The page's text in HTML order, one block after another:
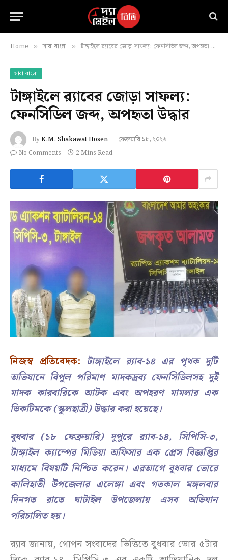
Home » সারা বাংলা » টাঙ্গাইলে র‍্যাবের জোড়া সাফল্য: ফেনসিডিল জব্দ, অপহৃতা উদ্ধার
সারা বাংলা
টাঙ্গাইলে র‍্যাবের জোড়া সাফল্য:
ফেনসিডিল জব্দ, অপহৃতা উদ্ধার
ByK.M. Shakawat Hosen
ফেব্রুয়ারি ১৮, ২০২৬
No Comments
2 Mins Read
নিজস্ব প্রতিবেদক: টাঙ্গাইলে র‍্যাব-১৪ এর পৃথক দুটি
অভিযানে বিপুল পরিমাণ মাদকদ্রব্য ফেনসিডিলসহ দুই
মাদক কারবারিকে আটক এবং অপহরণ মামলার এক
ভিকটিমকে (স্কুলছাত্রী) উদ্ধার করা হয়েছে।
বুধবার (১৮ ফেব্রুয়ারি) দুপুরে র‍্যাব-১৪, সিপিসি-৩,
টাঙ্গাইল ক্যাম্পের মিডিয়া অফিসার এক প্রেস বিজ্ঞপ্তির
মাধ্যমে বিষয়টি নিশ্চিত করেন। এরআগে বুধবার ভোরে
কালিহাতী উপজেলার এলেঙ্গা এবং গতকাল মঙ্গলবার
দিনগত রাতে ঘাটাইল উপজেলায় এসব অভিযান
পরিচালিত হয়।
র‍্যাব জানায়, গোপন সংবাদের ভিত্তিতে বুধবার ভোর ৫টার